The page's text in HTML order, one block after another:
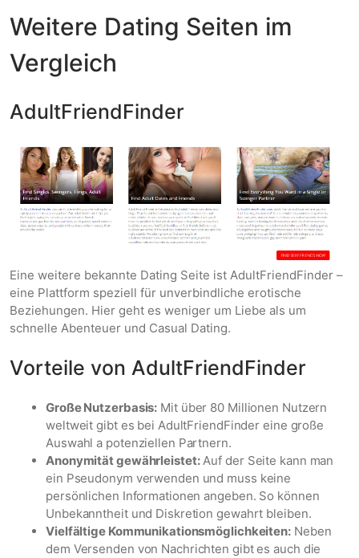
Weitere Dating Seiten im
Vergleich
AdultFriendFinder
Eine weitere bekannte Dating Seite ist AdultFriendFinder –
eine Plattform speziell für unverbindliche erotische
Beziehungen. Hier geht es weniger um Liebe als um
schnelle Abenteuer und Casual Dating.
Vorteile von AdultFriendFinder
Große Nutzerbasis: Mit über 80 Millionen Nutzern
weltweit gibt es bei AdultFriendFinder eine große
Auswahl a potenziellen Partnern.
Anonymität gewährleistet:Auf der Seite kann man
ein Pseudonym verwenden und muss keine
persönlichen Informationen angeben. So können
Unbekanntheit und Diskretion gewahrt bleiben.
Vielfältige Kommunikationsmöglichkeiten: Neben
dem Versenden von Nachrichten gibt es auch die